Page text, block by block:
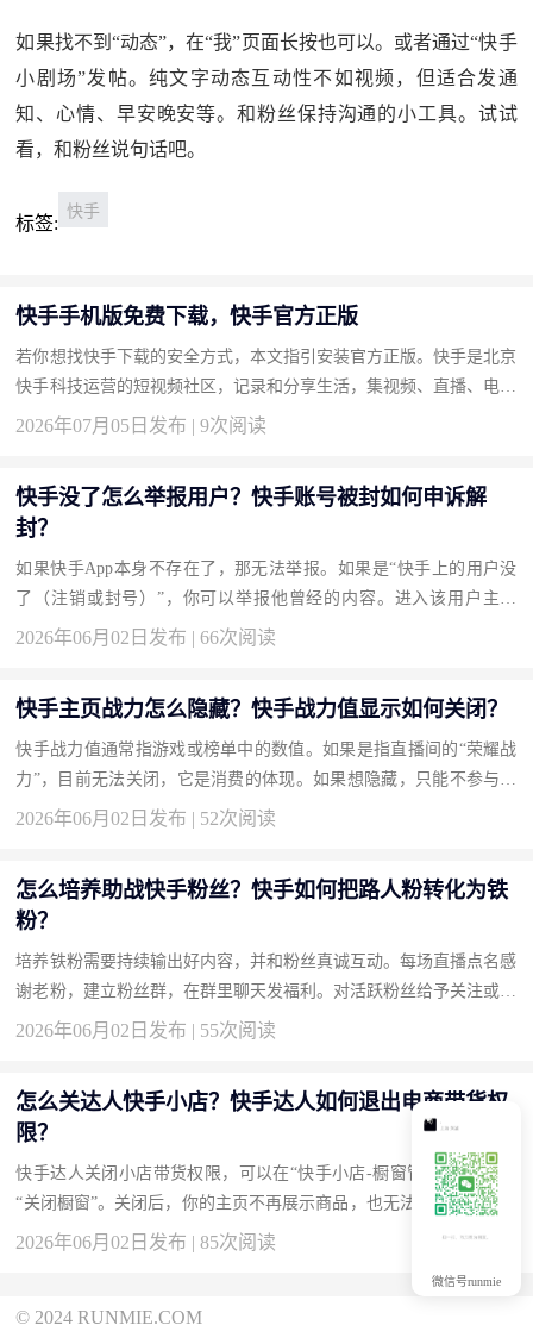
如果找不到“动态”，在“我”页面长按也可以。或者通过“快手
小剧场”发帖。纯文字动态互动性不如视频，但适合发通
知、心情、早安晚安等。和粉丝保持沟通的小工具。试试
看，和粉丝说句话吧。
标签:
快手
快手手机版免费下载，快手官方正版
若你想找快手下载的安全方式，本文指引安装官方正版。快手是北京
快手科技运营的短视频社区，记录和分享生活，集视频、直播、电商
于一体。通过本页获取，保证纯净体验。 下载地址：快手官方下
2026年07月05日发布 | 9次阅读
快手没了怎么举报用户？快手账号被封如何申诉解
封？
如果快手App本身不存在了，那无法举报。如果是“快手上的用户没
了（注销或封号）”，你可以举报他曾经的内容。进入该用户主页
（如果还在），点“…”选择“举报”。如果账号被封想要解封，需在
2026年06月02日发布 | 66次阅读
快手主页战力怎么隐藏？快手战力值显示如何关闭？
快手战力值通常指游戏或榜单中的数值。如果是指直播间的“荣耀战
力”，目前无法关闭，它是消费的体现。如果想隐藏，只能不参与相
关活动，战力值自然不显示。如果是第三方游戏，在游戏设置中关
2026年06月02日发布 | 52次阅读
怎么培养助战快手粉丝？快手如何把路人粉转化为铁
粉？
培养铁粉需要持续输出好内容，并和粉丝真诚互动。每场直播点名感
谢老粉，建立粉丝群，在群里聊天发福利。对活跃粉丝给予关注或礼
物，让他们有归属感。铁粉不是一天养成的，需要时间浇灌。助战...
2026年06月02日发布 | 55次阅读
怎么关达人快手小店？快手达人如何退出电商带货权
限？
快手达人关闭小店带货权限，可以在“快手小店-橱窗管理”中，点击
“关闭橱窗”。关闭后，你的主页不再展示商品，也无法在视频下挂链
接。如果想彻底退出，在“设置-账号与安全”中注销小店资格。操作...
2026年06月02日发布 | 85次阅读
© 2024 RUNMIE.COM
微信号runmie